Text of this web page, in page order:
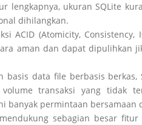
lengkapnya, ukuran SQLite
dihilangkan.
ACID (Atomicity, Consistency,
aman dan dapat dipulihkan
data file berbasis berkas,
transaksi yang tidak
banyak permintaan bersamaan
sebagian besar